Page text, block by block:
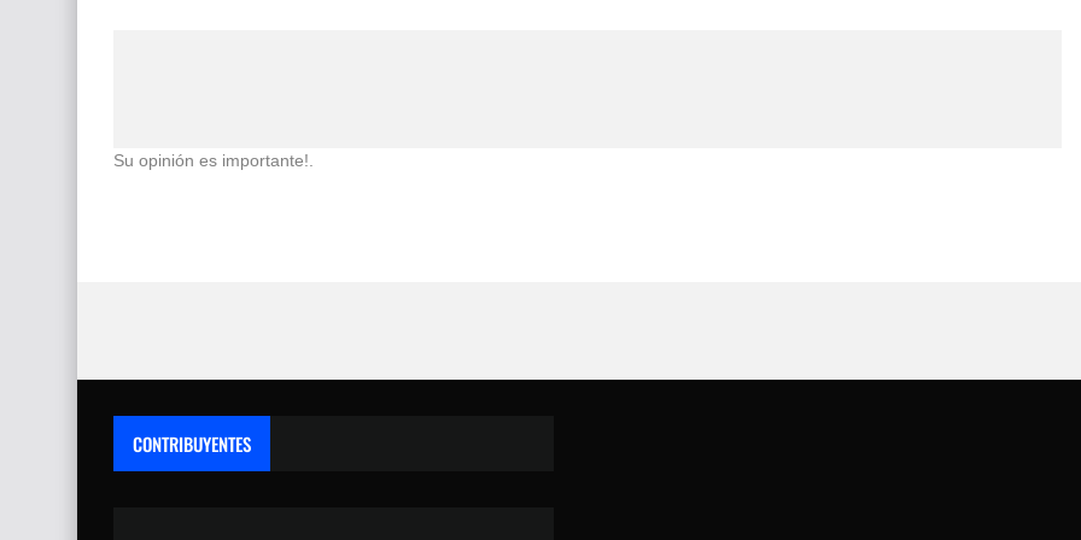
Su opinión es importante!.
CONTRIBUYENTES